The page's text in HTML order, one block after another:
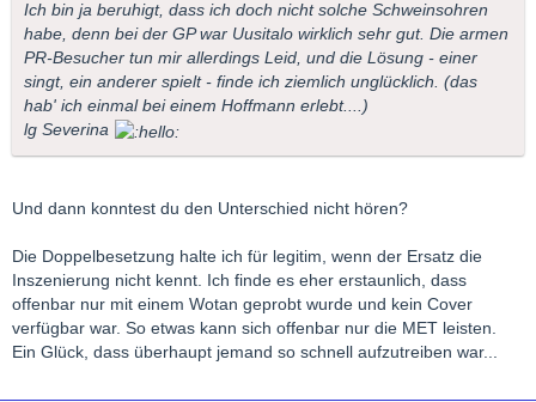
Ich bin ja beruhigt, dass ich doch nicht solche Schweinsohren
habe, denn bei der GP war Uusitalo wirklich sehr gut. Die armen
PR-Besucher tun mir allerdings Leid, und die Lösung - einer
singt, ein anderer spielt - finde ich ziemlich unglücklich. (das
hab' ich einmal bei einem Hoffmann erlebt....)
lg Severina
Und dann konntest du den Unterschied nicht hören?
Die Doppelbesetzung halte ich für legitim, wenn der Ersatz die
Inszenierung nicht kennt. Ich finde es eher erstaunlich, dass
offenbar nur mit einem Wotan geprobt wurde und kein Cover
verfügbar war. So etwas kann sich offenbar nur die MET leisten.
Ein Glück, dass überhaupt jemand so schnell aufzutreiben war...